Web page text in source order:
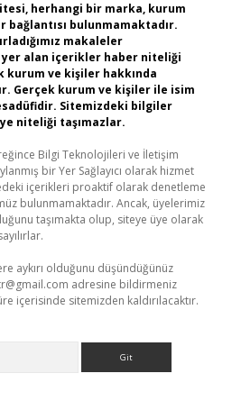
herhangi bir marka, kurum
bağlantısı bulunmamaktadır.
makaleler
yer alan içerikler haber niteliği
kurum ve kişiler hakkında
Gerçek kurum ve kişiler ile isim
Sitemizdeki bilgiler
niteliği taşımazlar.
Bilgi Teknolojileri ve İletişim
bir Yer Sağlayıcı olarak hizmet
içerikleri proaktif olarak denetleme
bulunmamaktadır. Ancak, üyelerimiz
taşımakta olup, siteye üye olarak
aykırı olduğunu düşündüğünüz
adresine bildirmeniz
içerisinde sitemizden kaldırılacaktır.